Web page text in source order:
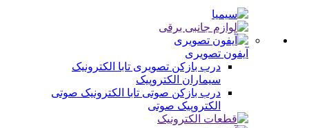
آیفون تصویری
درب بازکن تصویری تابا الکترونیک
سیماران الکتروپیک
درب بازکن صوتی تابا الکترونیک صوتی
الکتروپیک صوتی